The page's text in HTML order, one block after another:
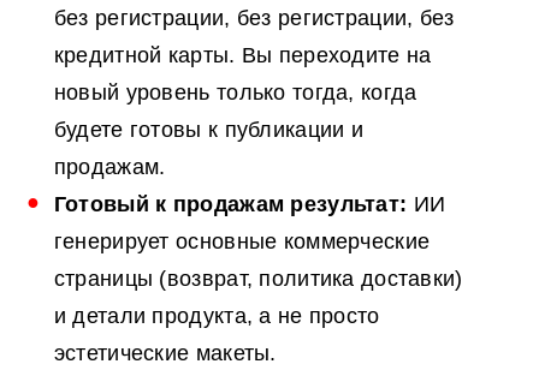
без регистрации, без регистрации, без
кредитной карты. Вы переходите на
новый уровень только тогда, когда
будете готовы к публикации и
продажам.
Готовый к продажам результат: ИИ
генерирует основные коммерческие
страницы (возврат, политика доставки)
и детали продукта, а не просто
эстетические макеты.